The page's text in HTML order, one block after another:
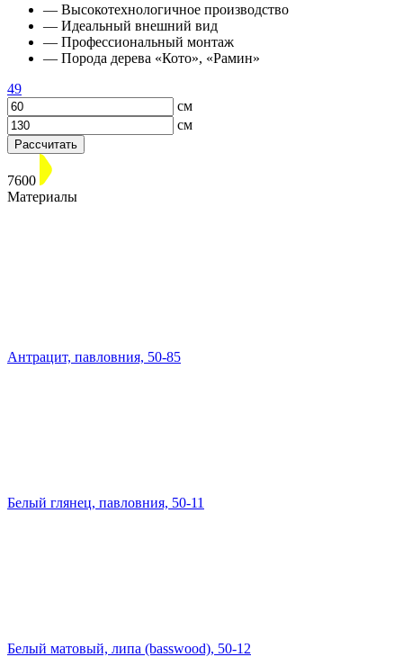
— Высокотехнологичное производство
— Идеальный внешний вид
— Профессиональный монтаж
— Порода дерева «Кото», «Рамин»
49
см
см
Рассчитать
7600
Материалы
Антрацит, павловния, 50-85
Белый глянец, павловния, 50-11
Белый матовый, липа (basswood), 50-12